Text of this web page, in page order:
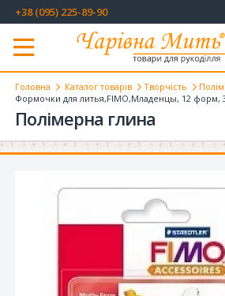
+38 (095) 225-89-90
Меню
Головна Каталог товарів Творчість
Формочки для литья,FIMO,Младенцы, 12 форм, 3
Полімерна глина